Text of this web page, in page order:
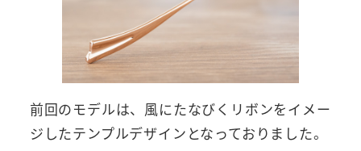
前回のモデルは、風にたなびくリボンをイメー
ジしたテンプルデザインとなっておりました。